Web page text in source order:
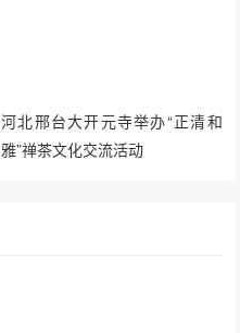
河北邢台大开元寺举办“正清和
雅”禅茶文化交流活动